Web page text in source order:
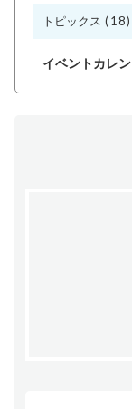
トピックス (18)
イベントカレ